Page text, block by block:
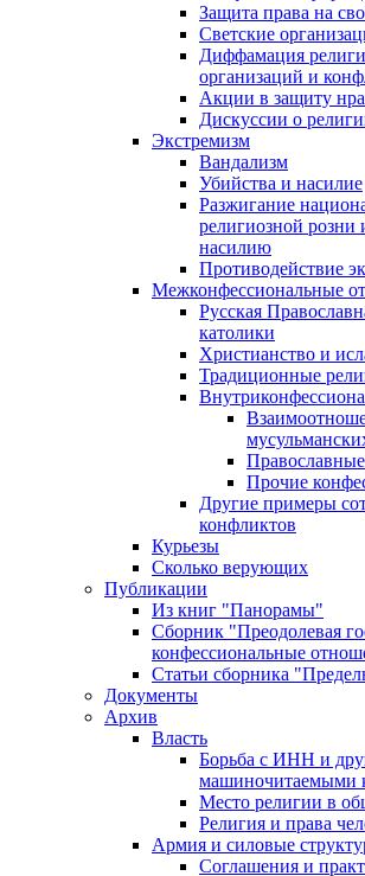
Защита права на
Светские
Диффамация
организаций и
Акции в защиту
Дискуссии о
Экстремизм
Вандализм
Убийства и насилие
Разжигание
религиозной
насилию
Противодействие
Межконфессиональные
Русская
католики
Христианство и
Традиционные
Прочие
Другие примеры
конфликтов
Курьезы
Сколько верующих
Публикации
Из книг "Панорамы"
Сборник "Преодолевая
конфессиональные
Статьи сборника
Документы
Архив
Власть
Борьба с ИНН и
машиночитаемыми
Место религии в
Религия и права
Армия и силовые
Соглашения и